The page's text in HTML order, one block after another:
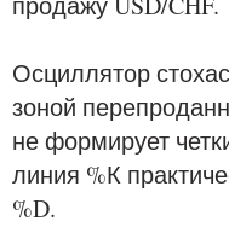
Осциллятор
зоной
не формирует
линия %К
%D.